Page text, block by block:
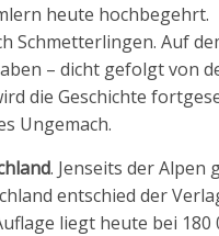
heute hochbegehrt.
Schmetterlingen. Auf
– dicht gefolgt von
die Geschichte
Ungemach.
. Jenseits der Alpen
entschied der
liegt heute bei 180